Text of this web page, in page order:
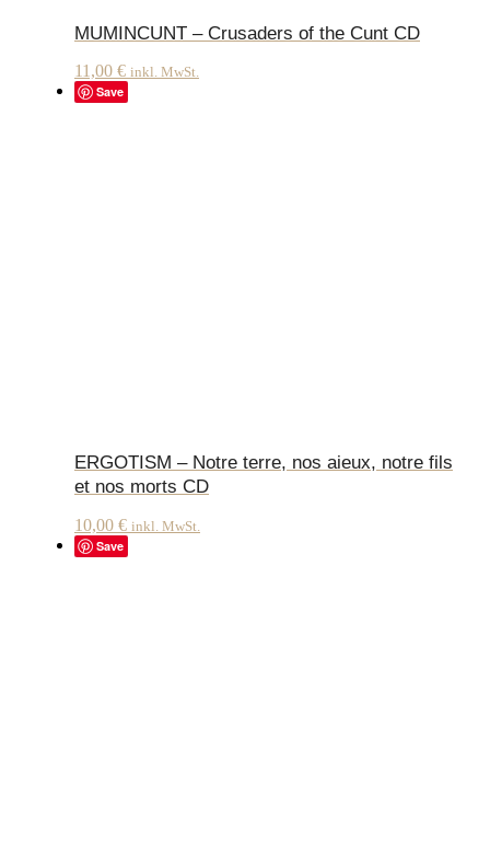
MUMINCUNT – Crusaders of the Cunt CD
11,00 € inkl. MwSt.
Save
ERGOTISM – Notre terre, nos aieux, notre fils
et nos morts CD
10,00 € inkl. MwSt.
Save